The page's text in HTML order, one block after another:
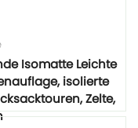
Isomatte Leichte
isolierte
Zelte,